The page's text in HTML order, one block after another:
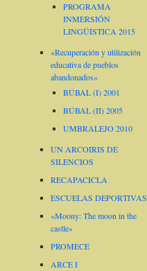
PROGRAMA
INMERSIÓN
LINGÜÍSTICA 2015
«Recuperación y utilización
educativa de pueblos
abandonados»
BÚBAL (I) 2001
BÚBAL (II) 2005
UMBRALEJO 2010
UN ARCOIRIS DE
SILENCIOS
RECAPACICLA
ESCUELAS DEPORTIVAS
«Moony: The moon in the
castle»
PROMECE
ARCE I